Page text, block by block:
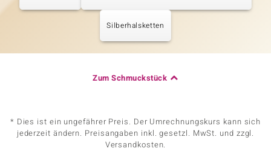
Silberhalsketten
Zum Schmuckstück
* Dies ist ein ungefährer Preis. Der Umrechnungskurs kann sich
jederzeit ändern. Preisangaben inkl. gesetzl. MwSt. und zzgl.
Versandkosten.